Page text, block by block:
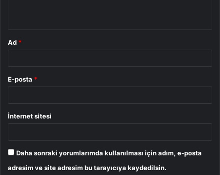
Ad *
E-posta *
İnternet sitesi
Daha sonraki yorumlarımda kullanılması için adım, e-posta
adresim ve site adresim bu tarayıcıya kaydedilsin.